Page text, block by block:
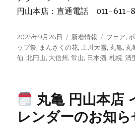
円山本店：直通電話 011-611-
投
稿
日:
2025年9月26日
カ
テ
ゴ
新着情報
タ
グ
フェア,
ップ祭, まんさくの花, 上川大雪, 丸亀, 丸
仙,北円山, 大信州 ,常山, 日本酒,札幌,清
丸亀 円山本店
レンダーのお知ら